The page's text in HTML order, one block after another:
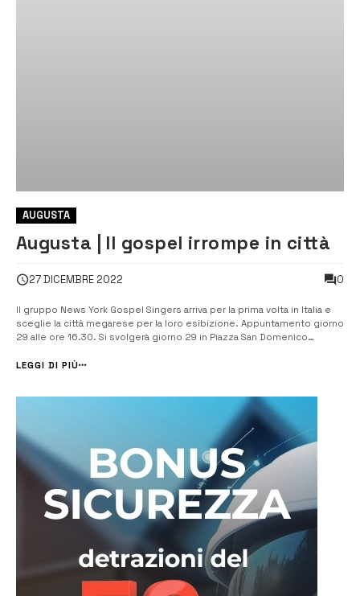
AUGUSTA
Augusta | Il gospel irrompe in città
27 DICEMBRE 2022 0
Il gruppo News York Gospel Singers arriva per la prima volta in Italia e
sceglie la città megarese per la loro esibizione. Appuntamento giorno
29 alle ore 16.30. Si svolgerà giorno 29 in Piazza San Domenico
leader Jamia Jean Pierre che raccoglie le esperienze artistiche...
LEGGI DI PIÙ